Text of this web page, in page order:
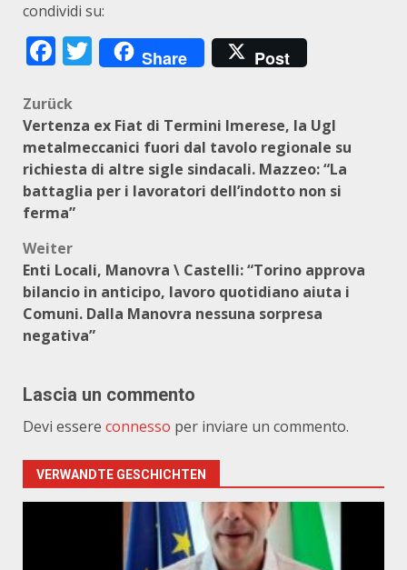
condividi su:
Facebook
Twitter
Share Post
Beitragsnavigation
Zurück
Vertenza ex Fiat di Termini Imerese, la Ugl
metalmeccanici fuori dal tavolo regionale su
richiesta di altre sigle sindacali. Mazzeo: “La
battaglia per i lavoratori dell’indotto non si
ferma”
Weiter
Enti Locali, Manovra \ Castelli: “Torino approva
bilancio in anticipo, lavoro quotidiano aiuta i
Comuni. Dalla Manovra nessuna sorpresa
negativa”
Lascia un commento
Devi essere connesso per inviare un commento.
VERWANDTE GESCHICHTEN